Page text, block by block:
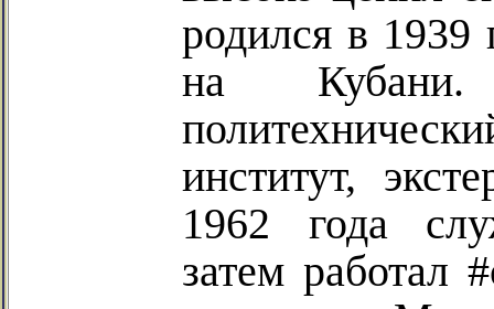
родился в 1939
на Кубани.
институт,
1962 года
затемработал